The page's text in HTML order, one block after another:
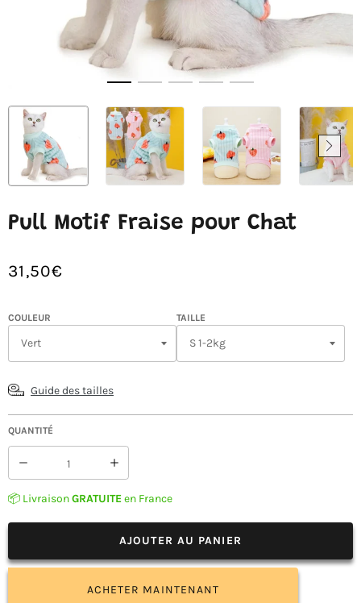
Pull Motif Fraise pour Chat
31,50€
/
UNITAIRE
COULEUR TAILLE
Guide des tailles
QUANTITÉ
Réduire
la
quantité
Pull
Fraise
pour
Augmenter
la
quantité
Pull
Motif
Fraise
pour
Chat
📦 LivraisonGRATUITEen France
AJOUTER AU PANIER
ACHETER MAINTENANT